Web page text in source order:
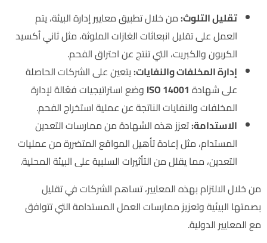
تقليل التلوث:من خلال تطبيق معايير إدارة البيئة، يتم
العمل على تقليل انبعاثات الغازات الملوثة، مثل ثاني أكسيد
الكربون والكبريت، التي تنتج عن احتراق الفحم.
إدارة المخلفات والنفايات:يتعين على الشركات الحاصلة
على شهادة ISO 14001 وضع استراتيجيات فعّالة لإدارة
المخلفات والنفايات الناتجة عن عملية استخراج الفحم.
الاستدامة:تعزز هذه الشهادة من ممارسات التعدين
المستدام، مثل إعادة تأهيل المواقع المتضررة من عمليات
التعدين، مما يقلل من التأثيرات السلبية على البيئة المحلية.
من خلال الالتزام بهذه المعايير، تساهم الشركات في تقليل
بصمتها البيئية وتعزيز ممارسات العمل المستدامة التي تتوافق
مع المعايير الدولية.